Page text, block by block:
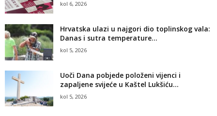
kol 6, 2026
Hrvatska ulazi u najgori dio toplinskog vala:
Danas i sutra temperature...
kol 5, 2026
Uoči Dana pobjede položeni vijenci i
zapaljene svijeće u Kaštel Lukšiću...
kol 5, 2026